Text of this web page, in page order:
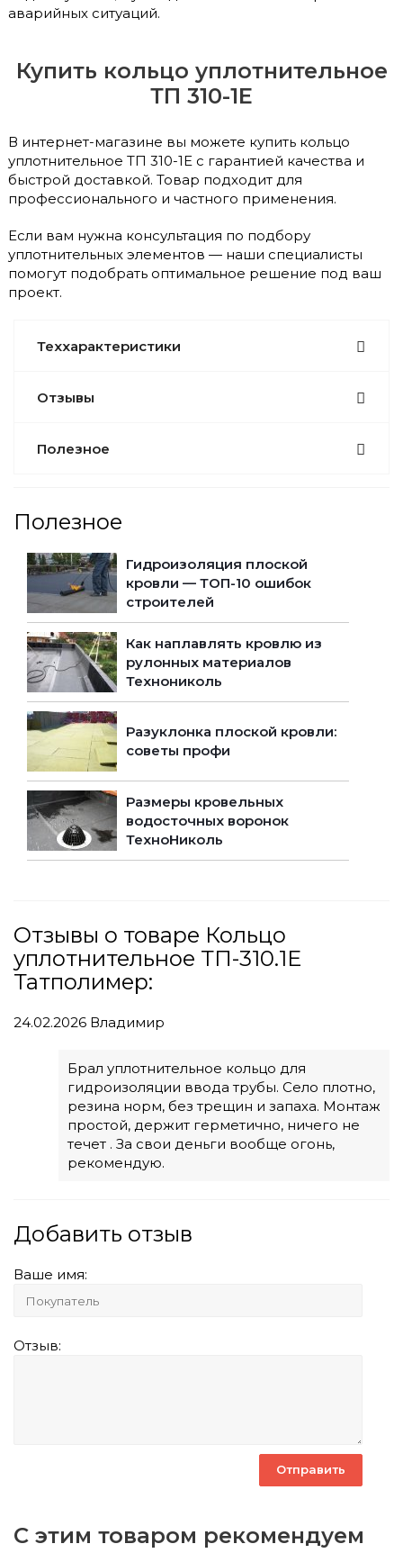
аварийных ситуаций.
Купить кольцо уплотнительное
ТП 310-1Е
В интернет-магазине вы можете купить кольцо
уплотнительное ТП 310-1Е с гарантией качества и
быстрой доставкой. Товар подходит для
профессионального и частного применения.
Если вам нужна консультация по подбору
уплотнительных элементов — наши специалисты
помогут подобрать оптимальное решение под ваш
проект.
Теххарактеристики
Отзывы
Полезное
Полезное
Гидроизоляция плоской
кровли — ТОП-10 ошибок
строителей
Как наплавлять кровлю из
рулонных материалов
Технониколь
Разуклонка плоской кровли:
советы профи
Размеры кровельных
водосточных воронок
ТехноНиколь
Отзывы о товаре Кольцо
уплотнительное ТП-310.1Е
Татполимер:
24.02.2026 Владимир
Брал уплотнительное кольцо для
гидроизоляции ввода трубы. Село плотно,
резина норм, без трещин и запаха. Монтаж
простой, держит герметично, ничего не
течет . За свои деньги вообще огонь,
рекомендую.
Добавить отзыв
Ваше имя:
Отзыв:
С этим товаром рекомендуем